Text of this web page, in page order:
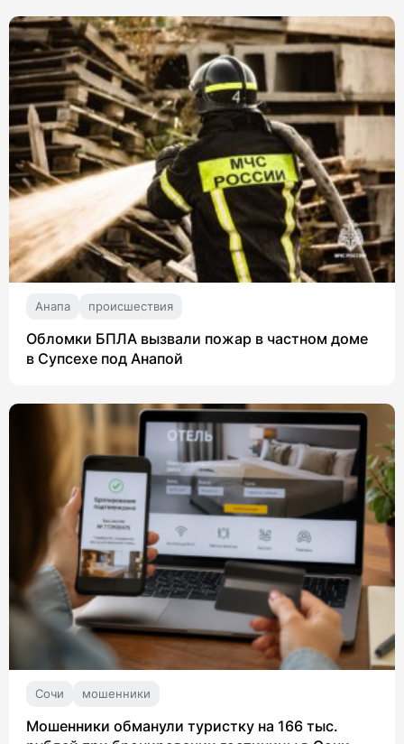
Анапа происшествия
Обломки БПЛА вызвали пожар в частном доме
в Супсехе под Анапой
Сочи мошенники
Мошенники обманули туристку на 166 тыс.